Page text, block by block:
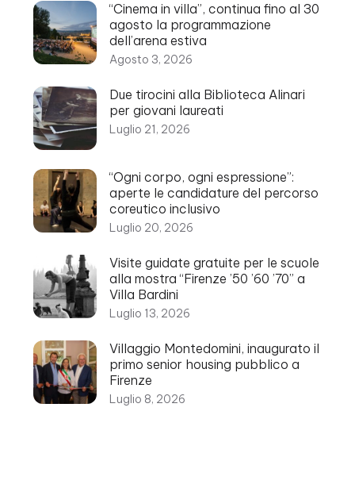
“Cinema in villa”, continua fino al 30
agosto la programmazione
dell’arena estiva
Agosto 3, 2026
Due tirocini alla Biblioteca Alinari
per giovani laureati
Luglio 21, 2026
“Ogni corpo, ogni espressione”:
aperte le candidature del percorso
coreutico inclusivo
Luglio 20, 2026
Visite guidate gratuite per le scuole
alla mostra “Firenze ’50 ’60 ’70” a
Villa Bardini
Luglio 13, 2026
Villaggio Montedomini, inaugurato il
primo senior housing pubblico a
Firenze
Luglio 8, 2026